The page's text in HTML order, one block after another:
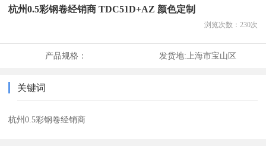
杭州0.5彩钢卷经销商 TDC51D+AZ 颜色定制
浏览次数： 230次
产品规格： 发货地: 上海市宝山区
关键词
杭州0.5彩钢卷经销商